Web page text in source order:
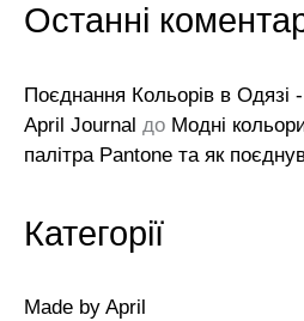
Останні
Поєднання Кольорів в Одязі
April Journal до Модні
палітра Pantone та як
Категорії
Made by April